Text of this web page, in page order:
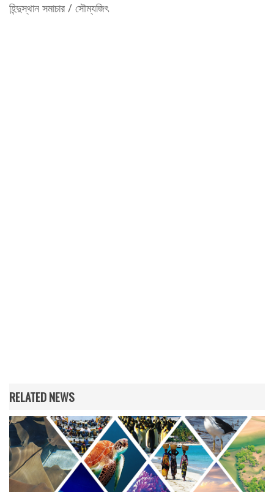
হিন্দুস্থান সমাচার / সৌম্যজিৎ
RELATED NEWS